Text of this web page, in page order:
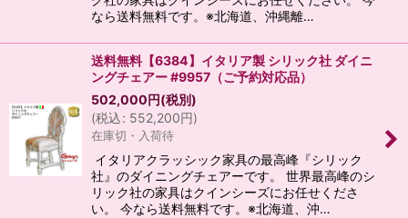
なら送料無料です。※北海道、沖縄離…
送料無料【6384】イタリア製 シリック社 ダイニ
ングチェアー #9957（ご予約対応品）
502,000円(税別)
(税込: 552,200円)
在庫切・入荷待
イタリアクラッシック家具の最高峰『シリック
社』のダイニングチェアーです。 世界最高峰のシ
リック社の家具はクインシーズにお任せくださ
い。 今なら送料無料です。※北海道、沖…